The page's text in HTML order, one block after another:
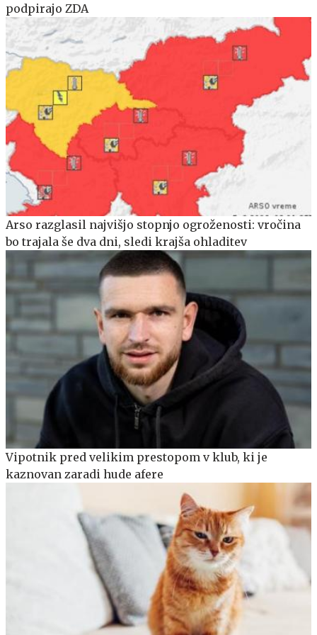
podpirajo ZDA
Arso razglasil najvišjo stopnjo ogroženosti: vročina
bo trajala še dva dni, sledi krajša ohladitev
Vipotnik pred velikim prestopom v klub, ki je
kaznovan zaradi hude afere